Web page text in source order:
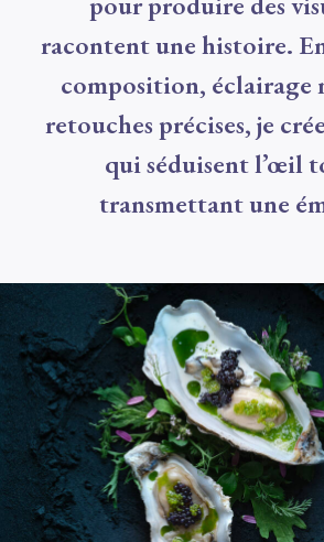
racontent une histoire.
composition, éclairage
retouches précises, je
qui séduisent l’œil
transmettant une